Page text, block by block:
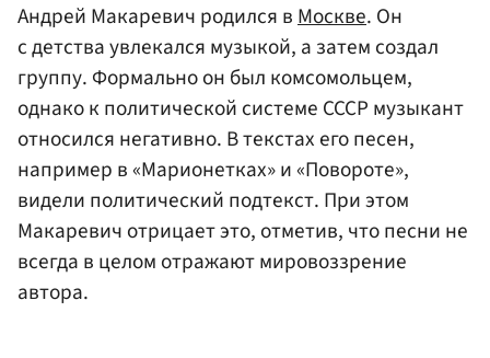
Андрей Макаревич родился вМоскве. Он
с детства увлекался музыкой, а затем создал
группу. Формально он был комсомольцем,
однако к политической системе СССР музыкант
относился негативно. В текстах его песен,
например в «Марионетках» и «Повороте»,
видели политический подтекст. При этом
Макаревич отрицает это, отметив, что песни не
всегда в целом отражают мировоззрение
автора.